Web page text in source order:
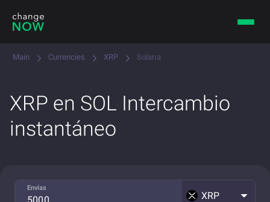
Main Currencies XRP Solana
XRP en SOL Intercambio
instantáneo
Envías
XRP